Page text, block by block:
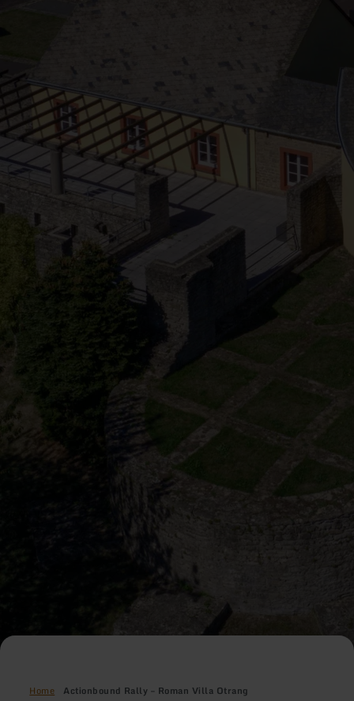
Home Actionbound Rally – Roman Villa Otrang